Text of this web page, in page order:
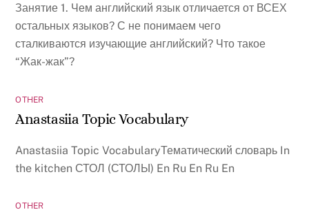
Занятие 1. Чем английский язык отличается от ВСЕХ
остальных языков? С не понимаем чего
сталкиваются изучающие английский? Что такое
“Жак-жак”?
OTHER
Anastasiia Topic Vocabulary
Anastasiia Topic VocabularyТематический словарь In
the kitchen СТОЛ (СТОЛЫ) En Ru En Ru En
OTHER